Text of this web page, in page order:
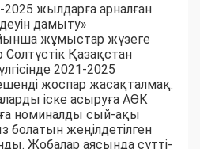
жылдарға арналған
дамыту»
жұмыстар жүзеге
Қазақстан
2021-2025
жоспар жасақталмақ.
іске асыруға АӨК
номиналды сый-ақы
болатын жеңілдетілген
Жобалар аясында сүтті-